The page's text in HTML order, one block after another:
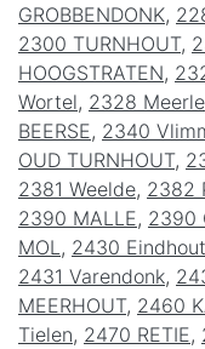
GROBBENDONK,
2300 TURNHOUT,
HOOGSTRATEN,
Wortel, 2328 Meerle
BEERSE, 2340
OUD TURNHOUT,
2381 Weelde, 2382
2390 MALLE, 2390
MOL , 2430 Eindhout
2431 Varendonk,
MEERHOUT, 2460
Tielen, 2470 RETIE,